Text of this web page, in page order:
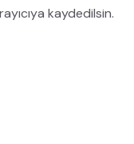
kaydedilsin.